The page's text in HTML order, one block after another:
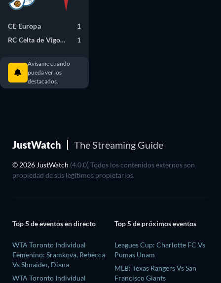
CE Europa
1
RC Celta de Vigo B
1
Avísame cuando
pueda ver los
destacados.
JustWatch The Streaming Guide
© 2026 JustWatch (4.0.0) Todos los contenidos externos son
propiedad de sus legítimos propietarios.
Top 5 de eventos en directo
WTA Toronto Individual
Femenino: Sramkova, Rebecca
Vs Shnaider, Diana
WTA Toronto Individual
Top 5 de próximos eventos
Leagues Cup: Charlotte FC Vs
Pumas Unam
MLB: Texas Rangers Vs San
Francisco Giants